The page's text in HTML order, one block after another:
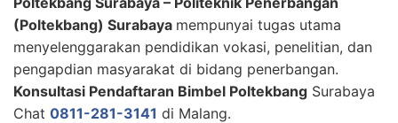
(Poltekbang) Surabaya mempunyai tugas utama
menyelenggarakan pendidikan vokasi, penelitian, dan
pengapdian masyarakat di bidang penerbangan.
Konsultasi Pendaftaran Bimbel Poltekbang Surabaya
Chat 0811-281-3141 di Malang.